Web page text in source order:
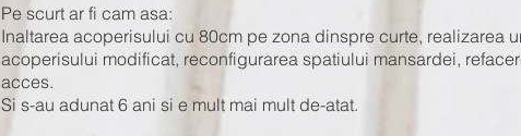
Pe scurt ar fi cam asa:
Inaltarea acoperisului cu 80cm pe zona dinspre curte, realizarea
acoperisului modificat, reconfigurarea spatiului mansardei,
acces.
Si s-au adunat 6 ani si e mult mai mult de-atat.